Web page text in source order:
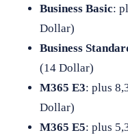
Business Basic:
Dollar)
Business
(14 Dollar)
M365 E3: plus
Dollar)
M365 E5: plus